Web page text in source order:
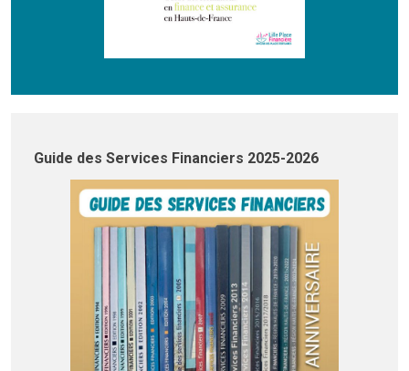
Guide des Services Financiers 2025-2026